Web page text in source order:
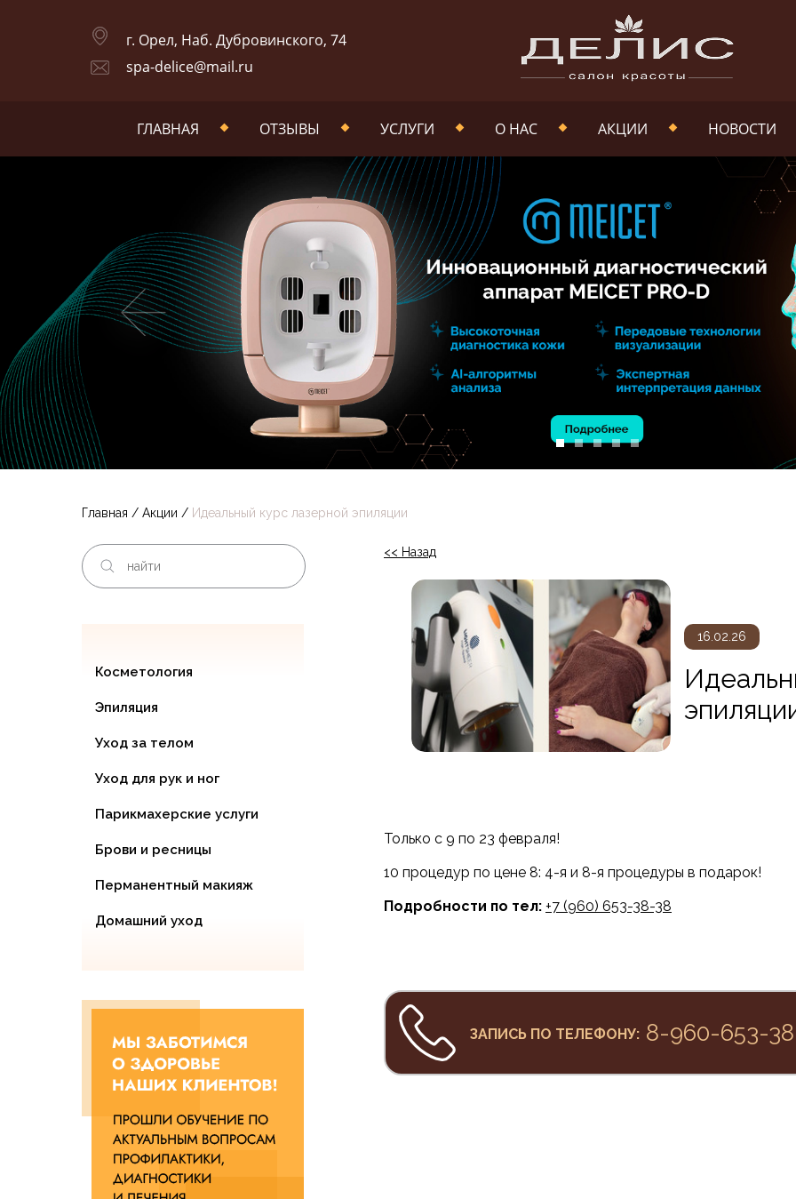
г. Орел, Наб. Дубровинского, 74
spa-delice@mail.ru
ГЛАВНАЯ ОТЗЫВЫ УСЛУГИ О НАС
НАША КОМАНДА
ФОТОГАЛЕРЕЯ
ДОКУМЕНТЫ
НАШИ РАБОТЫ
ВАКАНСИИ
ПОЛИТИКА В
ОБРАБОТКИ
ПЕРСОНАЛЬНЫХ
ПОЛИТИКА
ФАЙЛОВ COOKIE
АКЦИИ НОВОСТИ
Главная / Акции / Идеальный курс лазерной эпиляции
Косметология
Эпиляция
Уход за телом
Уход для рук и ног
Парикмахерские услуги
Брови и ресницы
Перманентный макияж
Домашний уход
<< Назад
16.02.26
Только с 9 по 23 февраля!
10 процедур по цене 8: 4-я и 8-я процедуры в подарок!
Подробности по тел: +7 (960) 653-38-38
ЗАПИСЬ ПО ТЕЛЕФОНУ: 8-960-653-